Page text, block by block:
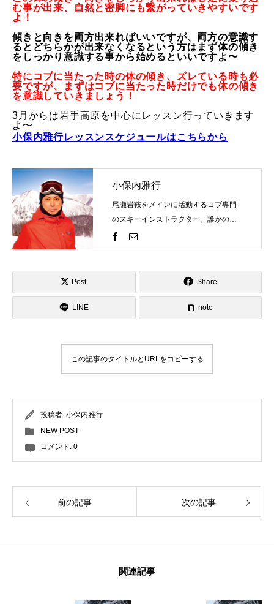
プレゼント
プレゼント付メルマガ
常時メルマガ
お問合せ 特定商取引法に基づく表記 プライバシーポリシー
む事が出来、自然と密脚にも繋がっていきやすいです
よ！
傾きと向きを両方出来ればいいですが、両方の意識す
るとどちらかが出来なくなるという方はまず体の傾き
をしっかり意識する事から始めるといいですよ〜
特にコブに当たった時の体の傾き、ズレている時も必
要ですが、まずはコブに当たった時だけでも体の傾き
を意識していきましょう！
3月からは岩手高原を中心にレッスン行っていきます
よ〜
小保内雅行レッスンスケジュールはこちらから
小保内雅行
尾瀬岩鞍をメインに活動するコブ専門
のスキーインストラクター。誰かの評
価を気にするものではなく自分の世界
観を表現するのがスキーそしてコブ。
て、自分のコブスタイルを見つけませ
んか？ゲレンデで見かけたらお気軽に
Post Share
LINE note
この記事のタイトルとURLをコピーする
投稿者: 小保内雅行
NEW POST
コメント: 0
前の記事 次の記事
関連記事